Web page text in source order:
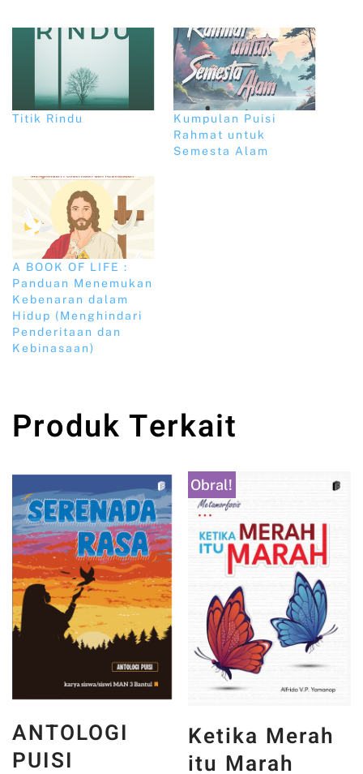
Titik Rindu
Kumpulan Puisi
Rahmat untuk
Semesta Alam
A BOOK OF LIFE :
Panduan Menemukan
Kebenaran dalam
Hidup (Menghindari
Penderitaan dan
Kebinasaan)
Produk Terkait
ANTOLOGI
PUISI
Obral!
Ketika Merah
itu Marah